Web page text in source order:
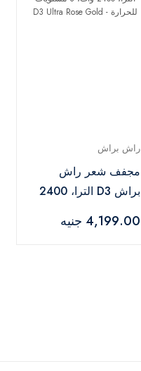
راش براش
مجفف شعر راش
براش D3 الترا، 2400
للحرارة - D3 Ultra
4,199.00 جنيه